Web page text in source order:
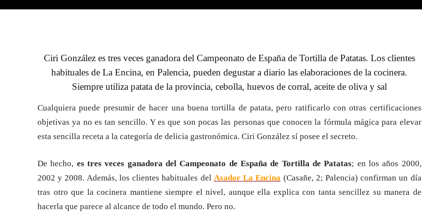
Ciri González es tres veces ganadora del Campeonato de España de Tortilla de Patatas. Los clientes
habituales de La Encina, en Palencia, pueden degustar a diario las elaboraciones de la cocinera.
Siempre utiliza patata de la provincia, cebolla, huevos de corral, aceite de oliva y sal
Cualquiera puede presumir de hacer una buena tortilla de patata, pero ratificarlo con otras certificaciones
objetivas ya no es tan sencillo. Y es que son pocas las personas que conocen la fórmula mágica para elevar
esta sencilla receta a la categoría de delicia gastronómica. Ciri González sí posee el secreto.
De hecho, es tres veces ganadora del Campeonato de España de Tortilla de Patatas; en los años 2000,
2002 y 2008. Además, los clientes habituales del Asador La Encina (Casañe, 2; Palencia) confirman un día
tras otro que la cocinera mantiene siempre el nivel, aunque ella explica con tanta sencillez su manera de
hacerla que parece al alcance de todo el mundo. Pero no.